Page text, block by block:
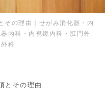
その理由｜せがみ消化器・内
内科・内視鏡内科・肛門外
科
とその理由